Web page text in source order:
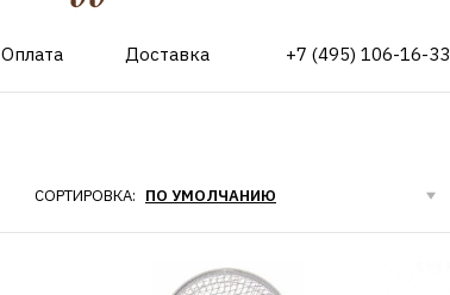
Оплата Доставка +7 (495) 106-16-33
СОРТИРОВКА: